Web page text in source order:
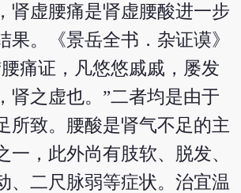
肾虚腰痛是肾虚腰酸进一步
果。《景岳全书．杂证谟》
痛证，凡悠悠戚戚，屡发
肾之虚也。”二者均是由于
所致。腰酸是肾气不足的主
一，此外尚有肢软、脱发、
、二尺脉弱等症状。治宜温